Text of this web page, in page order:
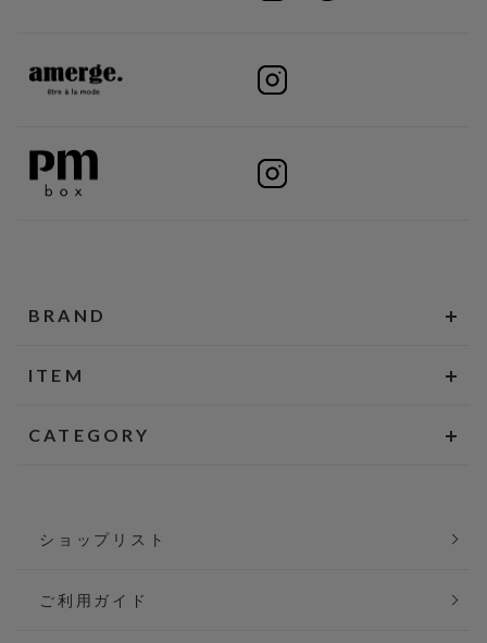
BRAND
ITEM
CATEGORY
ショップリスト
ご利用ガイド